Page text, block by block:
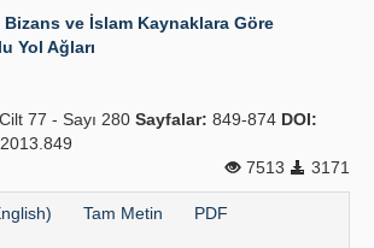
Bizans ve İslam Kaynaklara Göre
Yol Ağları
77 - Sayı 280 Sayfalar: 849-874 DOI:
7513
3171
Tam Metin PDF